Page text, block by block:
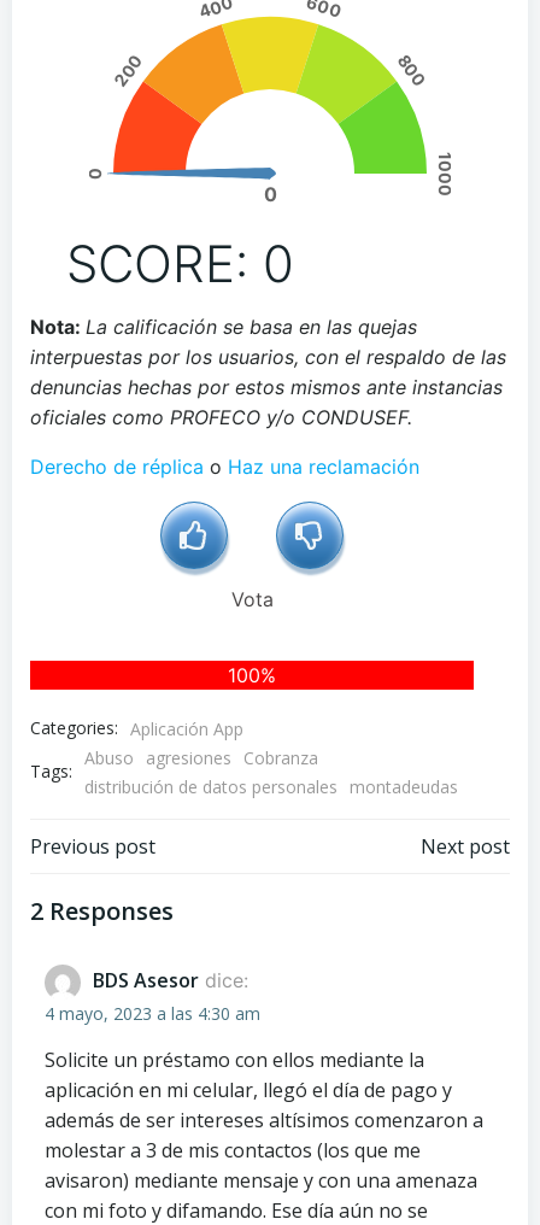
0
200
400 600
800
1000
0
SCORE: 0
Nota: La calificación se basa en las quejas
interpuestas por los usuarios, con el respaldo de las
denuncias hechas por estos mismos ante instancias
oficiales como PROFECO y/o CONDUSEF.
Derecho de réplica o Haz una reclamación
Vota
100%
Categories: Aplicación App
Tags:
Abuso agresiones
Cobranza
distribución de datos personales
montadeudas
Navegación
de
entradas
Previous post
Navegación
Next post
2 Responses
BDS Asesor dice:
4 mayo, 2023 a las 4:30 am
Solicite un préstamo con ellos mediante la
aplicación en mi celular, llegó el día de pago y
además de ser intereses altísimos comenzaron a
molestar a 3 de mis contactos (los que me
avisaron) mediante mensaje y con una amenaza
con mi foto y difamando. Ese día aún no se